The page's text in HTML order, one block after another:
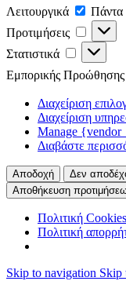
Λειτουργικά
Πάντα
Προτιμήσεις
Στατιστικά
Εμπορικής Προώθησης
Διαχείριση
Διαχείριση
Manage
Διαβάστε
Αποδοχή Δεν
Αποθήκευση
Πολιτική Cookies
Πολιτική
Skip to navigation Skip